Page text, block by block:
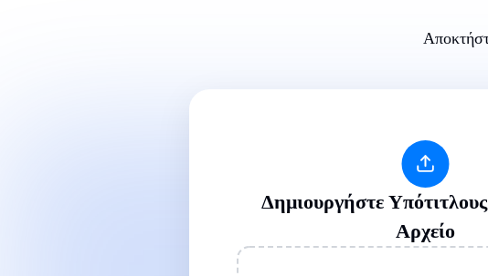
Δημιουργήστε
Αρχείο